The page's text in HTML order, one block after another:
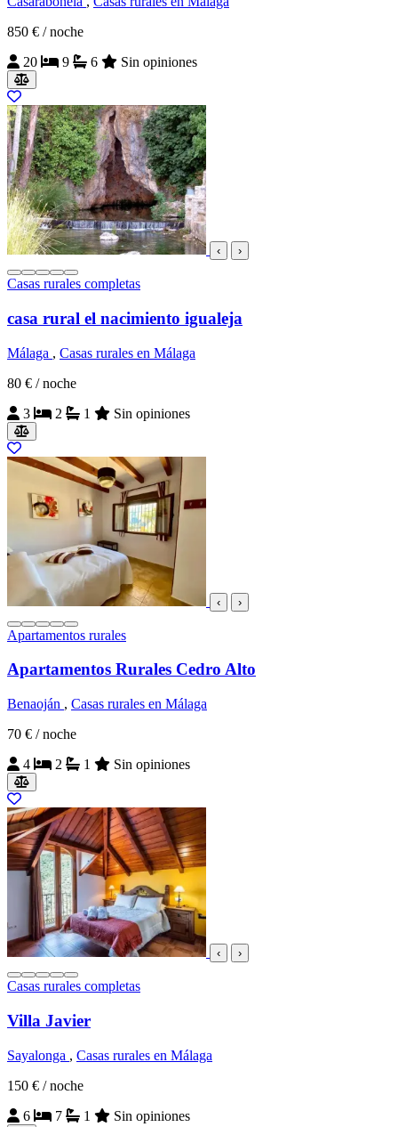
850 € / noche
20
9 6 Sin opiniones
‹ ›
Casas rurales completas
casa rural el nacimiento igualeja
Málaga , Casas rurales en Málaga
80 € / noche
3
2 1 Sin opiniones
‹ ›
Apartamentos rurales
Apartamentos Rurales Cedro Alto
Benaoján , Casas rurales en Málaga
70 € / noche
4
2 1 Sin opiniones
‹ ›
Casas rurales completas
Villa Javier
Sayalonga , Casas rurales en Málaga
150 € / noche
6
7 1 Sin opiniones